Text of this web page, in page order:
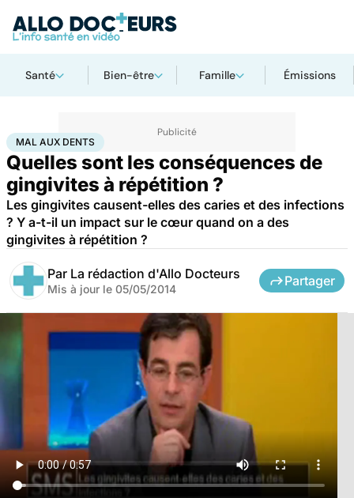
Santé Bien-être Famille Émissions
AccueilSantéMaladies Mal aux dents
MAL AUX DENTS
Quelles sont les conséquences de
gingivites à répétition ?
Les gingivites causent-elles des caries et des infections
? Y a-t-il un impact sur le cœur quand on a des
gingivites à répétition ?
Par La rédaction d'Allo Docteurs
Mis à jour le 05/05/2014
Partager